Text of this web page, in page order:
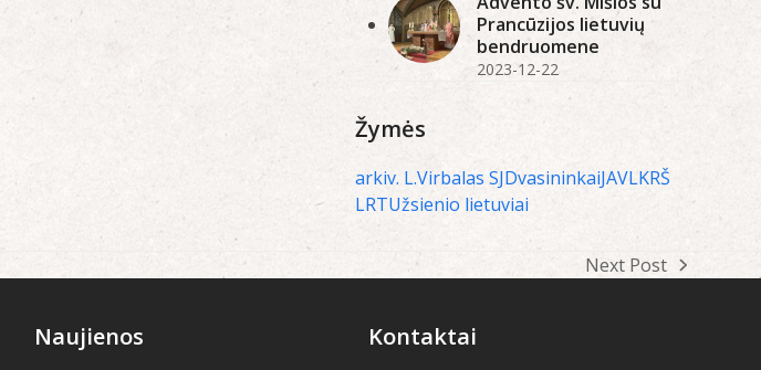
Prancūzijos lietuvių
bendruomene
2023-12-22
Žymės
arkiv. L.Virbalas SJDvasininkaiJAVLKRŠ
LRTUžsienio lietuviai
next
Next Post
Naujienos Kontaktai